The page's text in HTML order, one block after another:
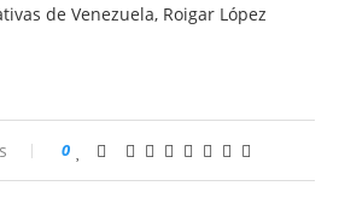
de Venezuela, Roigar López
0